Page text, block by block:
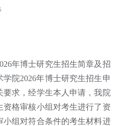
年博士研究生招生简章及招
院2026年博士研究生招生申
求，经学生本人申请，我院
格审核小组对考生进行了资
组对符合条件的考生材料进